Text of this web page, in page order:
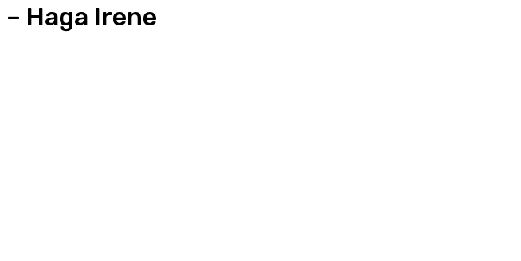
Haga Irene